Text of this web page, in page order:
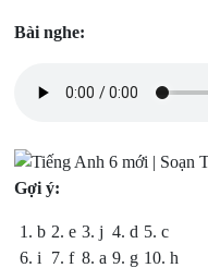
Bài nghe:
Gợi ý:
1. b 2. e 3. j 4. d 5. c
6. i
7. f 8. a 9. g 10. h